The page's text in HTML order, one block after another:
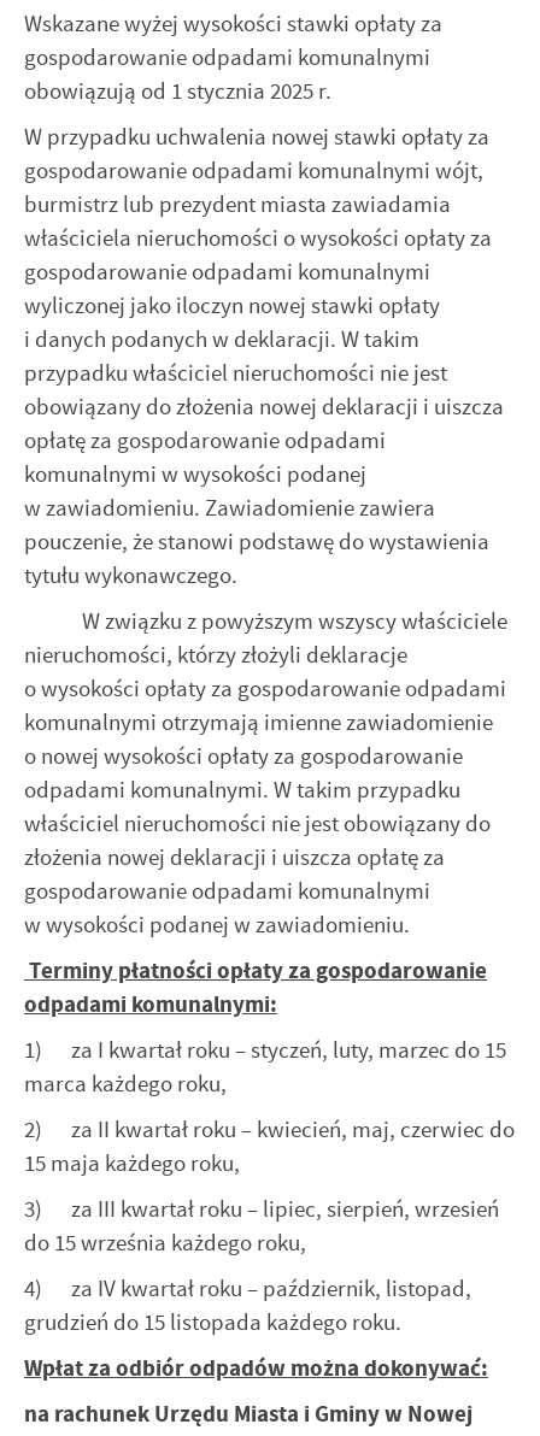
Wskazane wyżej wysokości stawki opłaty za
gospodarowanie odpadami komunalnymi
obowiązują od 1 stycznia 2025 r.
W przypadku uchwalenia nowej stawki opłaty za
gospodarowanie odpadami komunalnymi wójt,
burmistrz lub prezydent miasta zawiadamia
właściciela nieruchomości o wysokości opłaty za
gospodarowanie odpadami komunalnymi
wyliczonej jako iloczyn nowej stawki opłaty
i danych podanych w deklaracji. W takim
przypadku właściciel nieruchomości nie jest
obowiązany do złożenia nowej deklaracji i uiszcza
opłatę za gospodarowanie odpadami
komunalnymi w wysokości podanej
w zawiadomieniu. Zawiadomienie zawiera
pouczenie, że stanowi podstawę do wystawienia
tytułu wykonawczego.
W związku z powyższym wszyscy właściciele
nieruchomości, którzy złożyli deklaracje
o wysokości opłaty za gospodarowanie odpadami
komunalnymi otrzymają imienne zawiadomienie
o nowej wysokości opłaty za gospodarowanie
odpadami komunalnymi. W takim przypadku
właściciel nieruchomości nie jest obowiązany do
złożenia nowej deklaracji i uiszcza opłatę za
gospodarowanie odpadami komunalnymi
w wysokości podanej w zawiadomieniu.
Terminy płatności opłaty za gospodarowanie
odpadami komunalnymi:
1) za I kwartał roku – styczeń, luty, marzec do 15
marca każdego roku,
2) za II kwartał roku – kwiecień, maj, czerwiec do
15 maja każdego roku,
3) za III kwartał roku – lipiec, sierpień, wrzesień
do 15 września każdego roku,
4) za IV kwartał roku – październik, listopad,
grudzień do 15 listopada każdego roku.
Wpłat za odbiór odpadów można dokonywać:
na rachunek Urzędu Miasta i Gminy w Nowej